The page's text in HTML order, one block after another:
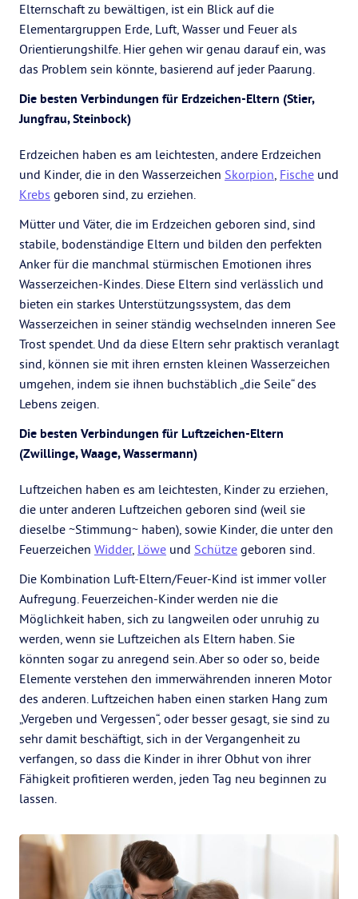
Elternschaft zu bewältigen, ist ein Blick auf die
Elementargruppen Erde, Luft, Wasser und Feuer als
Orientierungshilfe. Hier gehen wir genau darauf ein, was
das Problem sein könnte, basierend auf jeder Paarung.
Die besten Verbindungen für Erdzeichen-Eltern (Stier,
Jungfrau, Steinbock)
Erdzeichen haben es am leichtesten, andere Erdzeichen
und Kinder, die in den Wasserzeichen Skorpion, Fische und
Krebs geboren sind, zu erziehen.
Mütter und Väter, die im Erdzeichen geboren sind, sind
stabile, bodenständige Eltern und bilden den perfekten
Anker für die manchmal stürmischen Emotionen ihres
Wasserzeichen-Kindes. Diese Eltern sind verlässlich und
bieten ein starkes Unterstützungssystem, das dem
Wasserzeichen in seiner ständig wechselnden inneren See
Trost spendet. Und da diese Eltern sehr praktisch veranlagt
sind, können sie mit ihren ernsten kleinen Wasserzeichen
umgehen, indem sie ihnen buchstäblich „die Seile“ des
Lebens zeigen.
Die besten Verbindungen für Luftzeichen-Eltern
(Zwillinge, Waage, Wassermann)
Luftzeichen haben es am leichtesten, Kinder zu erziehen,
die unter anderen Luftzeichen geboren sind (weil sie
dieselbe ~Stimmung~ haben), sowie Kinder, die unter den
Feuerzeichen Widder, Löwe und Schütze geboren sind.
Die Kombination Luft-Eltern/Feuer-Kind ist immer voller
Aufregung. Feuerzeichen-Kinder werden nie die
Möglichkeit haben, sich zu langweilen oder unruhig zu
werden, wenn sie Luftzeichen als Eltern haben. Sie
könnten sogar zu anregend sein. Aber so oder so, beide
Elemente verstehen den immerwährenden inneren Motor
des anderen. Luftzeichen haben einen starken Hang zum
„Vergeben und Vergessen“, oder besser gesagt, sie sind zu
sehr damit beschäftigt, sich in der Vergangenheit zu
verfangen, so dass die Kinder in ihrer Obhut von ihrer
Fähigkeit profitieren werden, jeden Tag neu beginnen zu
lassen.